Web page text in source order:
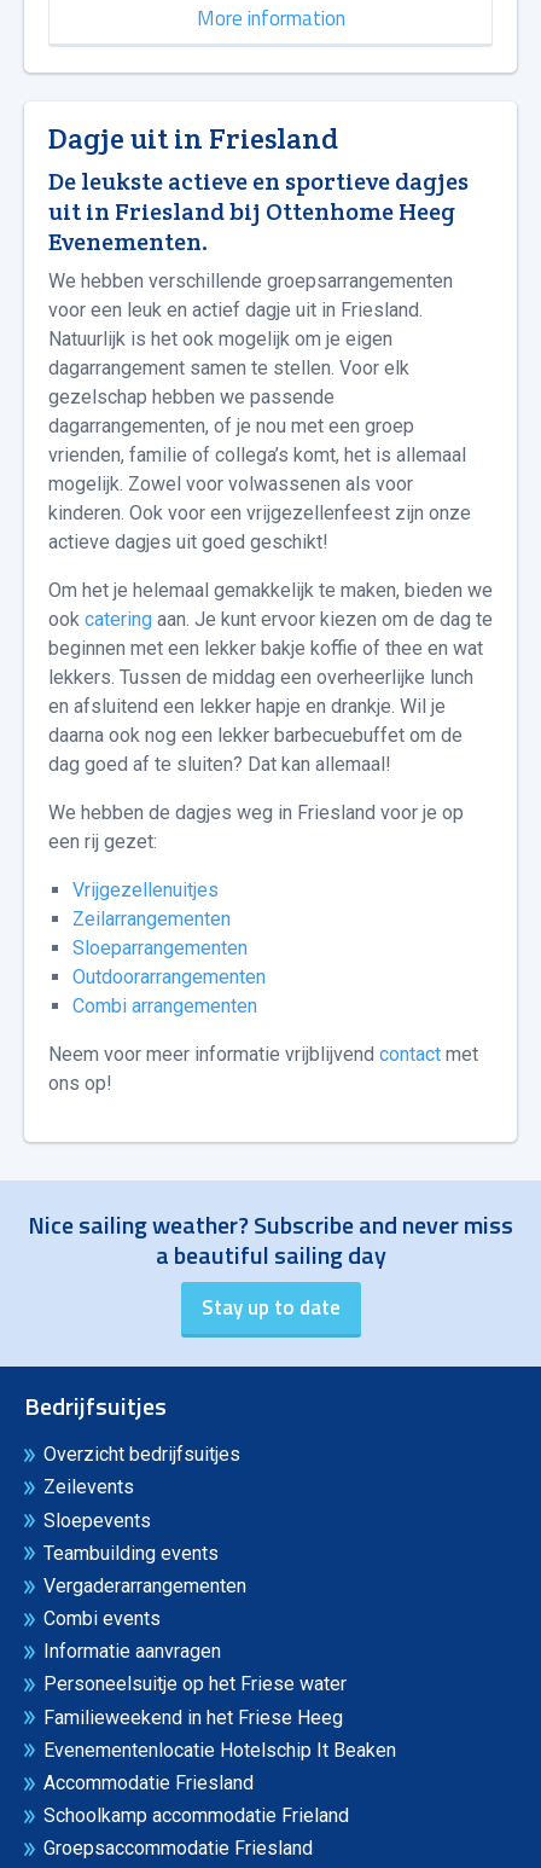
More information
Dagje uit in Friesland
De leukste actieve en sportieve dagjes
uit in Friesland bij Ottenhome Heeg
Evenementen.
We hebben verschillende groepsarrangementen
voor een leuk en actief dagje uit in Friesland.
Natuurlijk is het ook mogelijk om je eigen
dagarrangement samen te stellen. Voor elk
gezelschap hebben we passende
dagarrangementen, of je nou met een groep
vrienden, familie of collega’s komt, het is allemaal
mogelijk. Zowel voor volwassenen als voor
kinderen. Ook voor een vrijgezellenfeest zijn onze
actieve dagjes uit goed geschikt!
Om het je helemaal gemakkelijk te maken, bieden we
ook catering aan. Je kunt ervoor kiezen om de dag te
beginnen met een lekker bakje koffie of thee en wat
lekkers. Tussen de middag een overheerlijke lunch
en afsluitend een lekker hapje en drankje. Wil je
daarna ook nog een lekker barbecuebuffet om de
dag goed af te sluiten? Dat kan allemaal!
We hebben de dagjes weg in Friesland voor je op
een rij gezet:
Vrijgezellenuitjes
Zeilarrangementen
Sloeparrangementen
Outdoorarrangementen
Combi arrangementen
Neem voor meer informatie vrijblijvend contact met
ons op!
Nice sailing weather? Subscribe and never miss
a beautiful sailing day
Bedrijfsuitjes
Overzicht bedrijfsuitjes
Zeilevents
Sloepevents
Teambuilding events
Vergaderarrangementen
Combi events
Informatie aanvragen
Personeelsuitje op het Friese water
Familieweekend in het Friese Heeg
Evenementenlocatie Hotelschip It Beaken
Accommodatie Friesland
Schoolkamp accommodatie Frieland
Groepsaccommodatie Friesland